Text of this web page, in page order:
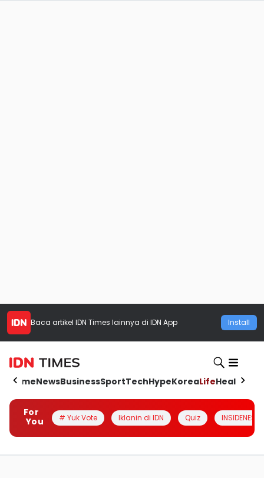
Baca artikel IDN Times lainnya di IDN App Install
HomeNewsBusinessSportTechHypeKoreaLifeHealth
For
You
# Yuk Vote Iklanin di IDN Quiz INSIDENESIA